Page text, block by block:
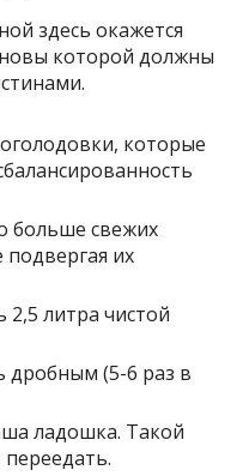
здесь окажется
которой должны
которые
больше свежих
их
литра чистой
(5-6 раз в
ладошка. Такой